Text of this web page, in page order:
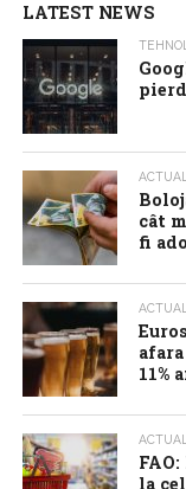
LATEST NEWS
cât
fi
11%
la